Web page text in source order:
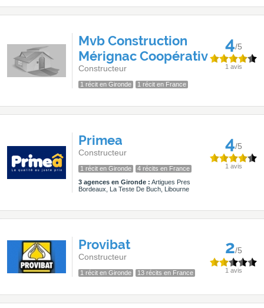
Mvb Construction
Mérignac Coopérativ
Constructeur
1 récit en Gironde 1 récit en France
4/5
1 avis
Primea
Constructeur
1 récit en Gironde
4 récits en France
3 agences en Gironde : Artigues Pres
Bordeaux, La Teste De Buch, Libourne
4/5
1 avis
Provibat
Constructeur
1 récit en Gironde 13 récits en France
2/5
1 avis